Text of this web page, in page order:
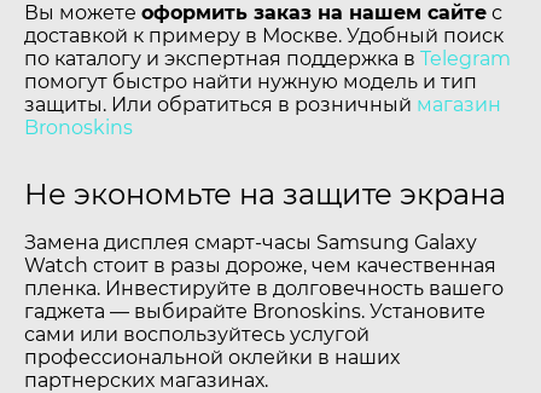
Вы можете оформить заказ на нашем сайте с
доставкой к примеру в Москве. Удобный поиск
по каталогу и экспертная поддержка в Telegram
помогут быстро найти нужную модель и тип
защиты. Или обратиться в розничный магазин
Bronoskins
Не экономьте на защите экрана
Замена дисплея смарт-часы Samsung Galaxy
Watch стоит в разы дороже, чем качественная
пленка. Инвестируйте в долговечность вашего
гаджета — выбирайте Bronoskins. Установите
сами или воспользуйтесь услугой
профессиональной оклейки в наших
партнерских магазинах.